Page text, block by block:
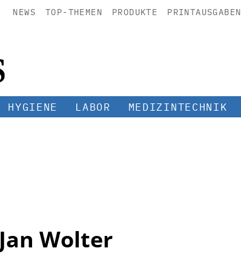
NEWS TOP-THEMEN PRODUKTE PRINTAUSGABEN
HYGIENE LABOR MEDIZINTECHNIK
Jan Wolter